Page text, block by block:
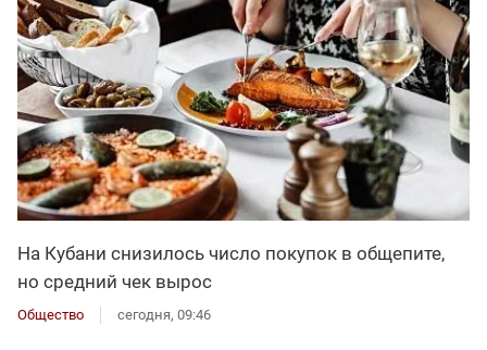
На Кубани снизилось число покупок в общепите,
но средний чек вырос
Общество сегодня, 09:46